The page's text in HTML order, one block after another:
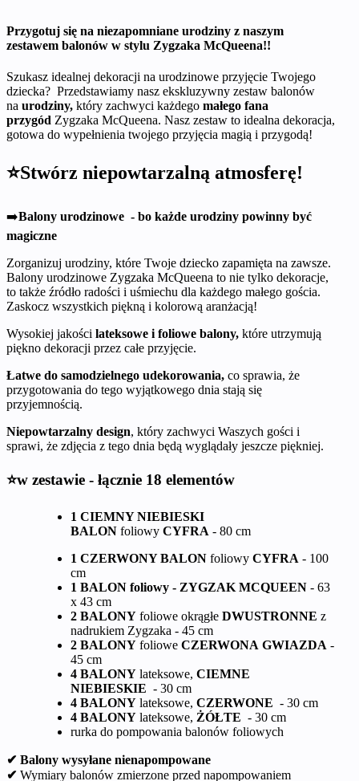
Przygotuj się na niezapomniane urodziny z naszym
zestawem balonów w stylu Zygzaka McQueena!!
Szukasz idealnej dekoracji na urodzinowe przyjęcie Twojego
dziecka? Przedstawiamy nasz ekskluzywny zestaw balonów
na urodziny, który zachwyci każdego małego fana
przygód Zygzaka McQueena. Nasz zestaw to idealna dekoracja,
gotowa do wypełnienia twojego przyjęcia magią i przygodą!
⭐Stwórz niepowtarzalną atmosferę!
➡️Balony urodzinowe - bo każde urodziny powinny być
magiczne
Zorganizuj urodziny, które Twoje dziecko zapamięta na zawsze.
Balony urodzinowe Zygzaka McQueena to nie tylko dekoracje,
to także źródło radości i uśmiechu dla każdego małego gościa.
Zaskocz wszystkich piękną i kolorową aranżacją!
Wysokiej jakości lateksowe i foliowe balony, które utrzymują
piękno dekoracji przez całe przyjęcie.
Łatwe do samodzielnego udekorowania, co sprawia, że
przygotowania do tego wyjątkowego dnia stają się
przyjemnością.
Niepowtarzalny design, który zachwyci Waszych gości i
sprawi, że zdjęcia z tego dnia będą wyglądały jeszcze piękniej.
⭐w zestawie - łącznie 18 elementów
1 CIEMNY NIEBIESKI
BALON foliowy CYFRA - 80 cm
1 CZERWONY BALON foliowy CYFRA - 100
cm
1 BALON foliowy - ZYGZAK MCQUEEN - 63
x 43 cm
2 BALONY foliowe okrągłe DWUSTRONNE z
nadrukiem Zygzaka - 45 cm
2 BALONY foliowe CZERWONA GWIAZDA -
45 cm
4 BALONY lateksowe, CIEMNE
NIEBIESKIE - 30 cm
4 BALONY lateksowe, CZERWONE - 30 cm
4 BALONY lateksowe, ŻÓŁTE - 30 cm
rurka do pompowania balonów foliowych
✔ Balony wysyłane nienapompowane
✔ Wymiary balonów zmierzone przed napompowaniem